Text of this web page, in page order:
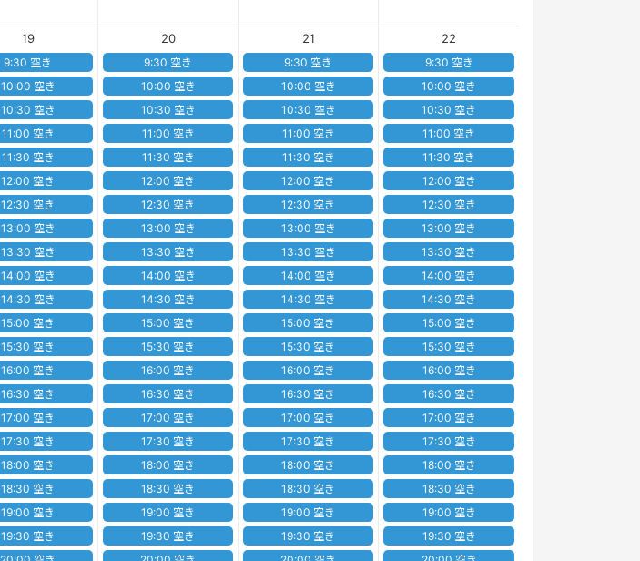
19
9:30 空き
10:00 空き
10:30 空き
11:00 空き
11:30 空き
12:00 空き
12:30 空き
13:00 空き
13:30 空き
14:00 空き
14:30 空き
15:00 空き
15:30 空き
16:00 空き
16:30 空き
17:00 空き
17:30 空き
18:00 空き
18:30 空き
19:00 空き
19:30 空き
20
9:30 空き
10:00 空き
10:30 空き
11:00 空き
11:30 空き
12:00 空き
12:30 空き
13:00 空き
13:30 空き
14:00 空き
14:30 空き
15:00 空き
15:30 空き
16:00 空き
16:30 空き
17:00 空き
17:30 空き
18:00 空き
18:30 空き
19:00 空き
19:30 空き
21
9:30 空き
10:00 空き
10:30 空き
11:00 空き
11:30 空き
12:00 空き
12:30 空き
13:00 空き
13:30 空き
14:00 空き
14:30 空き
15:00 空き
15:30 空き
16:00 空き
16:30 空き
17:00 空き
17:30 空き
18:00 空き
18:30 空き
19:00 空き
19:30 空き
22
9:30 空き
10:00 空き
10:30 空き
11:00 空き
11:30 空き
12:00 空き
12:30 空き
13:00 空き
13:30 空き
14:00 空き
14:30 空き
15:00 空き
15:30 空き
16:00 空き
16:30 空き
17:00 空き
17:30 空き
18:00 空き
18:30 空き
19:00 空き
19:30 空き